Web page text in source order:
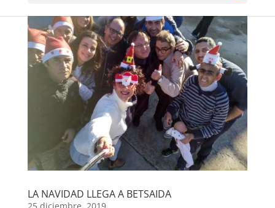
LA NAVIDAD LLEGA A BETSAIDA